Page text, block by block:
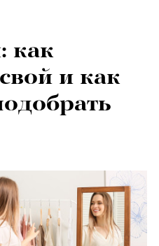
как
и как